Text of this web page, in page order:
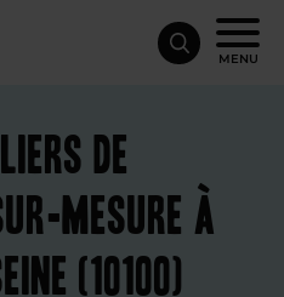
MENU
de
mesure à
(10100)